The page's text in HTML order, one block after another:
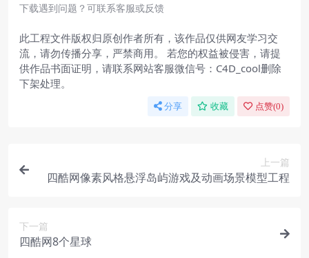
下载遇到问题？可联系客服或反馈
此工程文件版权归原创作者所有，该作品仅供网友学习交
流，请勿传播分享，严禁商用。 若您的权益被侵害，请提
供作品书面证明，请联系网站客服微信号：C4D_cool删除
下架处理。
分享 收藏 点赞(0)
上一篇
四酷网像素风格悬浮岛屿游戏及动画场景模型工程
下一篇
四酷网8个星球